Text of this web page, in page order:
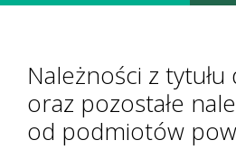
Należności z tytułu
oraz pozostałe
od podmiotów